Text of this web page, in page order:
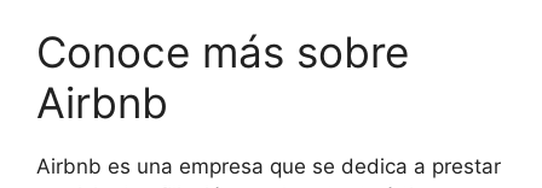
Conoce más sobre
Airbnb
Airbnb es una empresa que se dedica a prestar